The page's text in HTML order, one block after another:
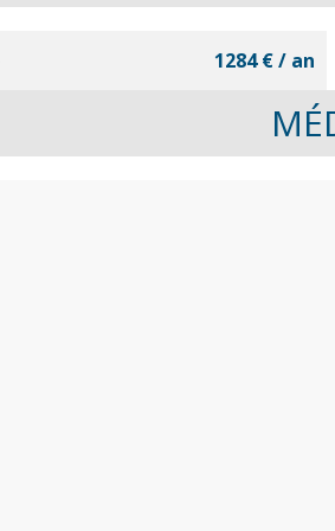
1284 € / an